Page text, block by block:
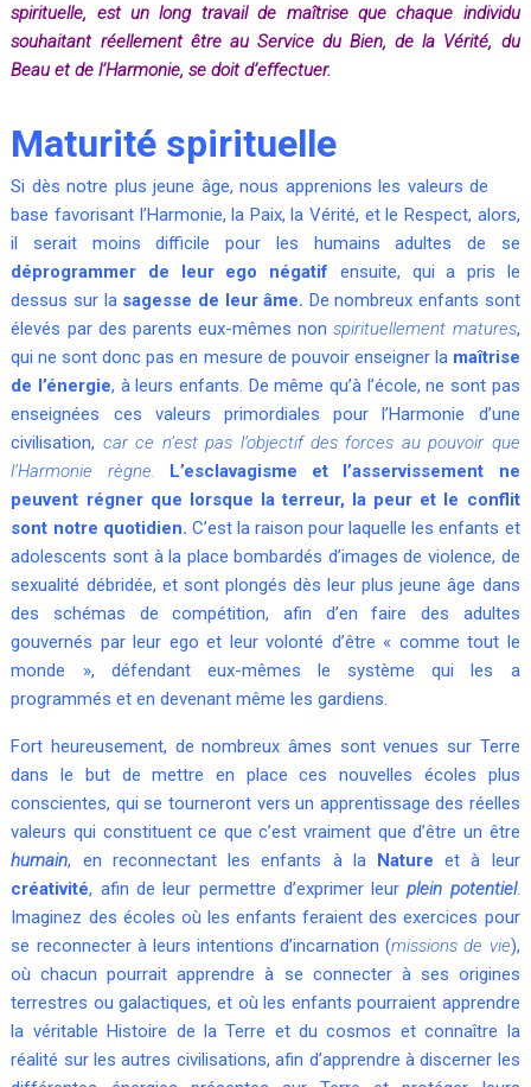
spirituelle, est un long travail de maîtrise que chaque individu
souhaitant réellement être au Service du Bien, de la Vérité, du
Beau et de l’Harmonie, se doit d’effectuer.
Maturité spirituelle
Si dès notre plus jeune âge, nous apprenions les valeurs de
base favorisant l’Harmonie, la Paix, la Vérité, et le Respect, alors,
il serait moins difficile pour les humains adultes de se
déprogrammer de leur ego négatif ensuite, qui a pris le
dessus sur la sagesse de leur âme. De nombreux enfants sont
élevés par des parents eux-mêmes nonspirituellement matures,
qui ne sont donc pas en mesure de pouvoir enseigner la maîtrise
de l’énergie, à leurs enfants. De même qu’à l’école, ne sont pas
enseignées ces valeurs primordiales pour l’Harmonie d’une
civilisation, car ce n’est pas l’objectif des forces au pouvoir que
l’Harmonie règne.
L’esclavagisme et l’asservissement ne
peuvent régner que lorsque la terreur, la peur et le conflit
sont notre quotidien. C’est la raison pour laquelle les enfants et
adolescents sont à la place bombardés d’images de violence, de
sexualité débridée, et sont plongés dès leur plus jeune âge dans
des schémas de compétition, afin d’en faire des adultes
gouvernés par leur ego et leur volonté d’être « comme tout le
monde », défendant eux-mêmes le système qui les a
programmés et en devenant même les gardiens.
Fort heureusement, de nombreux âmes sont venues sur Terre
dans le but de mettre en place ces nouvelles écoles plus
conscientes, qui se tourneront vers un apprentissage des réelles
valeurs qui constituent ce que c’est vraiment que d’être un être
humain, en reconnectant les enfants à la Nature et à leur
créativité, afin de leur permettre d’exprimer leurplein potentiel.
Imaginez des écoles où les enfants feraient des exercices pour
se reconnecter à leurs intentions d’incarnation (missions de vie),
où chacun pourrait apprendre à se connecter à ses origines
terrestres ou galactiques, et où les enfants pourraient apprendre
la véritable Histoire de la Terre et du cosmos et connaître la
réalité sur les autres civilisations, afin d’apprendre à discerner les